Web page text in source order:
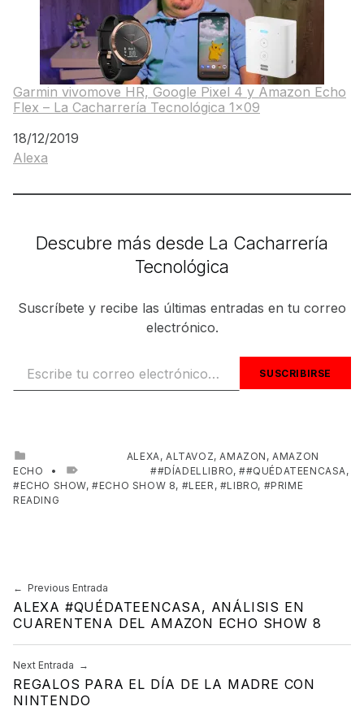
Garmin vivomove HR, Google Pixel 4 y Amazon Echo
Flex – La Cacharrería Tecnológica 1×09
Fecha
18/12/2019
Respecto a
Alexa
Descubre más desde La Cacharrería
Tecnológica
Suscríbete y recibe las últimas entradas en tu correo
electrónico.
SUSCRIBIRSE
ALEXA , ALTAVOZ, AMAZON , AMAZON
ECHO
#DÍADELLIBRO, #QUÉDATEENCASA ,
ECHO SHOW, ECHO SHOW 8, LEER , LIBRO,
PRIME
READING
Navegación de entradas Previous Entrada
ALEXA #QUÉDATEENCASA, ANÁLISIS EN
CUARENTENA DEL AMAZON ECHO SHOW 8
Next Entrada
REGALOS PARA EL DÍA DE LA MADRE CON
NINTENDO